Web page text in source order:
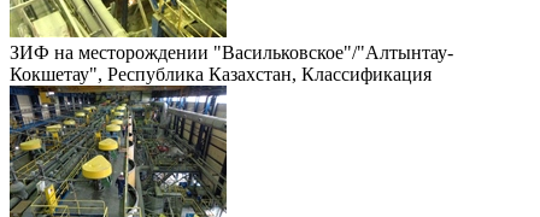
ЗИФ на месторождении "Васильковское"/"Алтынтау-
Кокшетау", Республика Казахстан, Классификация